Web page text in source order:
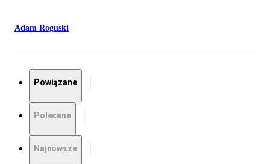
Adam Roguski
Powiązane
Polecane
Najnowsze